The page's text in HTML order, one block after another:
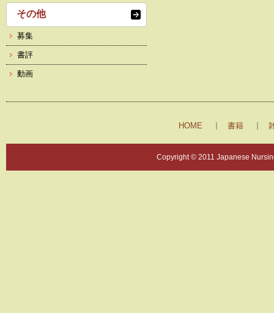
その他
募集
書評
動画
HOME 書籍
Copyright © 2011 Japanese